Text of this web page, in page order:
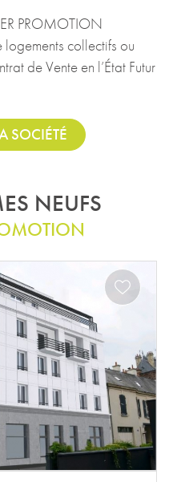
PROMOTION
collectifs ou
de Vente en l’État Futur
SOCIÉTÉ
NEUFS